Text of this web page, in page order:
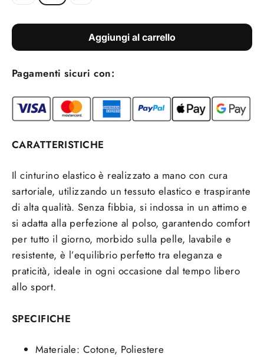
Aggiungi al carrello
Pagamenti sicuri con:
CARATTERISTICHE
Il cinturino elastico è realizzato a mano con cura
sartoriale, utilizzando un tessuto elastico e traspirante
di alta qualità. Senza fibbia, si indossa in un attimo e
si adatta alla perfezione al polso, garantendo comfort
per tutto il giorno, morbido sulla pelle, lavabile e
resistente, è l’equilibrio perfetto tra eleganza e
praticità, ideale in ogni occasione dal tempo libero
allo sport.
SPECIFICHE
Materiale: Cotone, Poliestere